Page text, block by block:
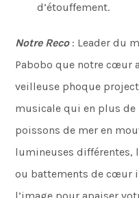
d’étouffement.
Notre Reco : Leader du
Pabobo que notre cœur
veilleuse phoque
musicale qui en plus
poissons de mer en
lumineuses différentes,
ou battements de cœur